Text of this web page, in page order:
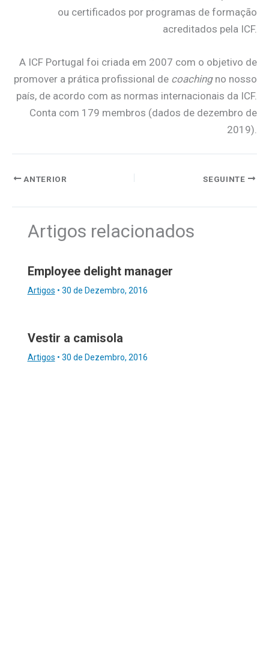
ou certificados por programas de formação
acreditados pela ICF.
A ICF Portugal foi criada em 2007 com o objetivo de
promover a prática profissional de coachingno nosso
país, de acordo com as normas internacionais da ICF.
Conta com 179 membros (dados de dezembro de
2019).
ANTERIOR SEGUINTE
Artigos relacionados
Employee delight manager
Artigos • 30 de Dezembro, 2016
Vestir a camisola
Artigos • 30 de Dezembro, 2016